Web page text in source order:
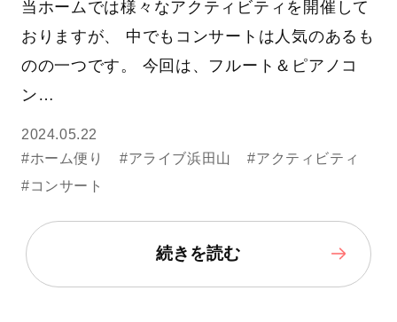
当ホームでは様々なアクティビティを開催して
おりますが、 中でもコンサートは人気のあるも
のの一つです。 今回は、フルート＆ピアノコ
ン…
2024.05.22
#ホーム便り
#アライブ浜田山
#アクティビティ
#コンサート
続きを読む